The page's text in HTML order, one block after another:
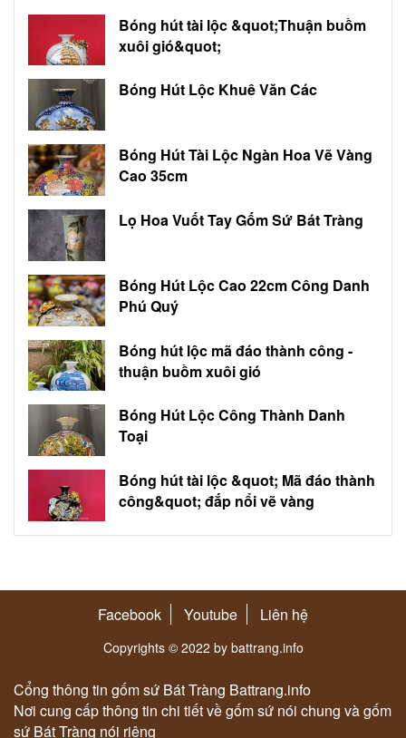
Bóng hút tài lộc &quot;Thuận buồm
xuôi gió&quot;
Bóng Hút Lộc Khuê Văn Các
Bóng Hút Tài Lộc Ngàn Hoa Vẽ Vàng
Cao 35cm
Lọ Hoa Vuốt Tay Gốm Sứ Bát Tràng
Bóng Hút Lộc Cao 22cm Công Danh
Phú Quý
Bóng hút lộc mã đáo thành công -
thuận buồm xuôi gió
Bóng Hút Lộc Công Thành Danh
Toại
Bóng hút tài lộc &quot; Mã đáo thành
công&quot; đắp nổi vẽ vàng
Facebook Youtube Liên hệ
Copyrights © 2022 by battrang.info
Cổng thông tin gốm sứ Bát Tràng Battrang.info
Nơi cung cấp thông tin chi tiết về gốm sứ nói chung và gốm
sứ Bát Tràng nói riêng